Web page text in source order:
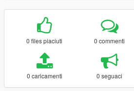
0 files piaciuti 0 commenti
0 caricamenti 0 seguaci